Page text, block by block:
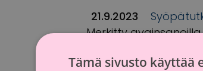
21.9.2023
Merkitty
Tämä sivusto käyttää